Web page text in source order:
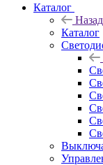
Каталог
Назад
Каталог